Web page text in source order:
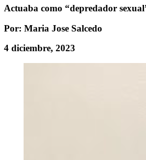
Actuaba como “depredador
Por: Maria Jose Salcedo
4 diciembre, 2023